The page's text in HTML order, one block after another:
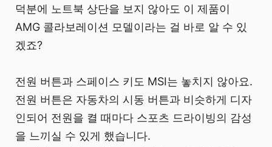
덕분에 노트북 상단을 보지 않아도 이 제품이
AMG 콜라보레이션 모델이라는 걸 바로 알 수 있
겠죠?
전원 버튼과 스페이스 키도 MSI는 놓치지 않아요.
전원 버튼은 자동차의 시동 버튼과 비슷하게 디자
인되어 전원을 켤 때마다 스포츠 드라이빙의 감성
을 느끼실 수 있게 했습니다.